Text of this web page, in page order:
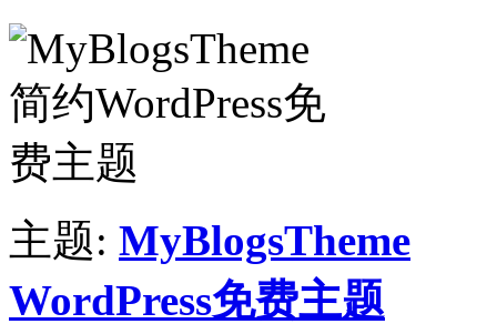
主题: MyBlogsTheme
WordPress免费主题